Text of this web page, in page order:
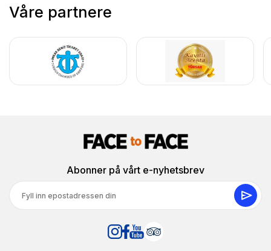
Våre partnere
Abonner på vårt e-nyhetsbrev